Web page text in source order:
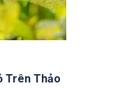
Trên Thảo